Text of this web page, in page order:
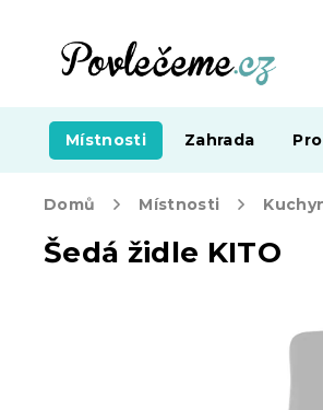
Místnosti Zahrada
Domů Místnosti
Šedá židle KITO